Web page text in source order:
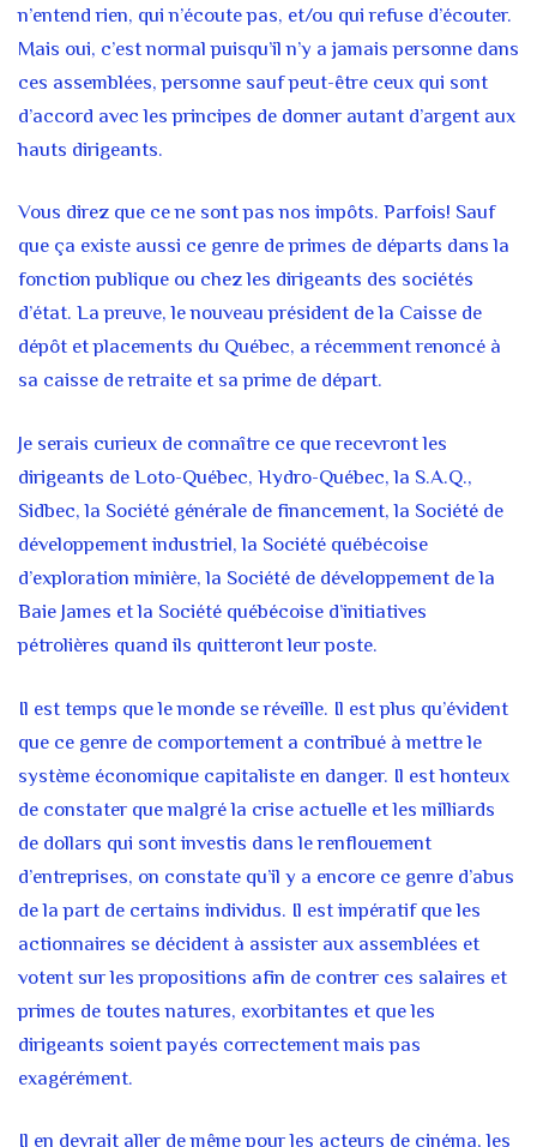
n’entend rien, qui n’écoute pas, et/ou qui refuse d’écouter.
Mais oui, c’est normal puisqu’il n’y a jamais personne dans
ces assemblées, personne sauf peut-être ceux qui sont
d’accord avec les principes de donner autant d’argent aux
hauts dirigeants.
Vous direz que ce ne sont pas nos impôts. Parfois! Sauf
que ça existe aussi ce genre de primes de départs dans la
fonction publique ou chez les dirigeants des sociétés
d’état. La preuve, le nouveau président de la Caisse de
dépôt et placements du Québec, a récemment renoncé à
sa caisse de retraite et sa prime de départ.
Je serais curieux de connaître ce que recevront les
dirigeants de Loto-Québec, Hydro-Québec, la S.A.Q.,
Sidbec,la Société générale de financement, la Société de
développement industriel, la Société québécoise
d’exploration minière, la Société de développement de la
Baie James et la Société québécoise d’initiatives
pétrolières quand ils quitteront leur poste.
Il est temps que le monde se réveille. Il est plus qu’évident
que ce genre de comportement a contribué à mettre le
système économique capitaliste en danger. Il est honteux
de constater que malgré la crise actuelle et les milliards
de dollars qui sont investis dans le renflouement
d’entreprises, on constate qu’il y a encore ce genre d’abus
de la part de certains individus. Il est impératif que les
actionnaires se décident à assister aux assemblées et
votent sur les propositions afin de contrer ces salaires et
primes de toutes natures, exorbitantes et que les
dirigeants soient payés correctement mais pas
exagérément.
Il en devrait aller de même pour les acteurs de cinéma, les